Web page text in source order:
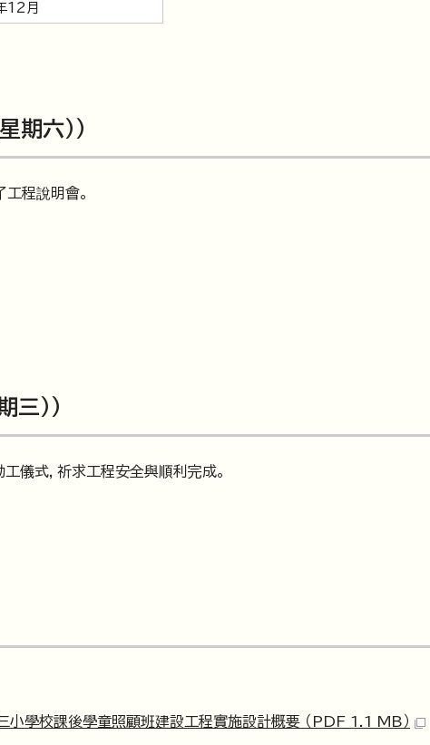
12月
六））
程說明會。
））
儀式，祈求工程安全與順利完成。
小學校課後學童照顧班建設工程實施設計概要 （PDF 1.1 MB）